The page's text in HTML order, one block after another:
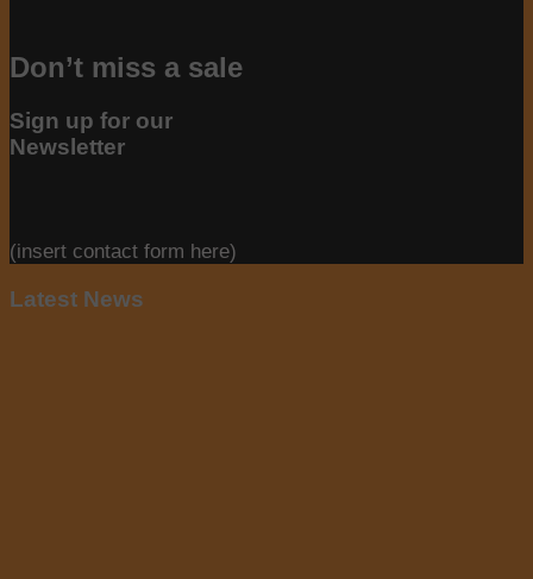
Don’t miss a sale
Sign up for our
Newsletter
(insert contact form here)
Latest News